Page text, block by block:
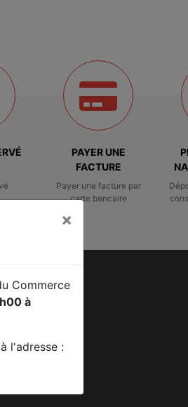
PAYER UNE
FACTURE
Payer une facture par
carte bancaire
greffier
×
Commerce
à
l'adresse :